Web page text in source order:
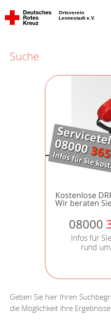
Ortsverein
Lennestadt e.V.
Suche
Kostenlose
Wir beraten
08000
Infos für
rund
Geben Sie hier Ihren
die Möglichkeit ihre